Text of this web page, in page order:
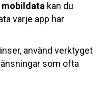
mobildata kan du
varje app har
använd verktyget
som ofta